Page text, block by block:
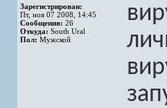
Зарегистрирован:
Пт, ноя 07 2008, 14:45
Сообщения: 26
Откуда: South Ural
Пол: Мужской